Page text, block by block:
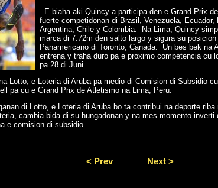
E biaha aki Quincy a participa den e Grand Prix
fuerte competidonan di Brasil, Venezuela,
Argentina, Chile y Colombia. Na Lima, Quincy
marca di 7.72m den salto largo y sigura su
Panamericano di Toronto, Canada. Un bes bek na
entrena y traha duro pa e proximo competencia cu
pa 28 di Juni.
Lotto, e Loteria di Aruba pa medio di Comision di Subsidio
pa cu e Grand Prix de Atletismo na Lima, Peru.
di Lotto, e Loteria di Aruba bo ta contribui na deporte
cambia bida di su hungadonan y na mes momento inverti
e comision di subsidio.
< Prev Next >